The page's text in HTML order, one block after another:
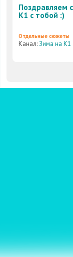
Поздравляем
К1 с тобой :)
Отдельные сюжеты
Канал:Зима на К1